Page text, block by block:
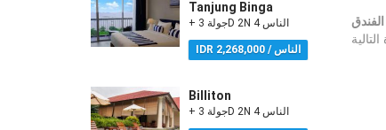
Tanjung Binga
+ جولة 3D 2N 4 الناس
IDR 2,268,000 / الناس
Billiton
+ جولة 3D 2N 4 الناس
الفندق